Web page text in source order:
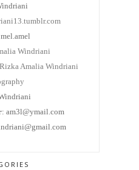
Windriani
Rizka Amalia Windriani
: am3l@ymail.com